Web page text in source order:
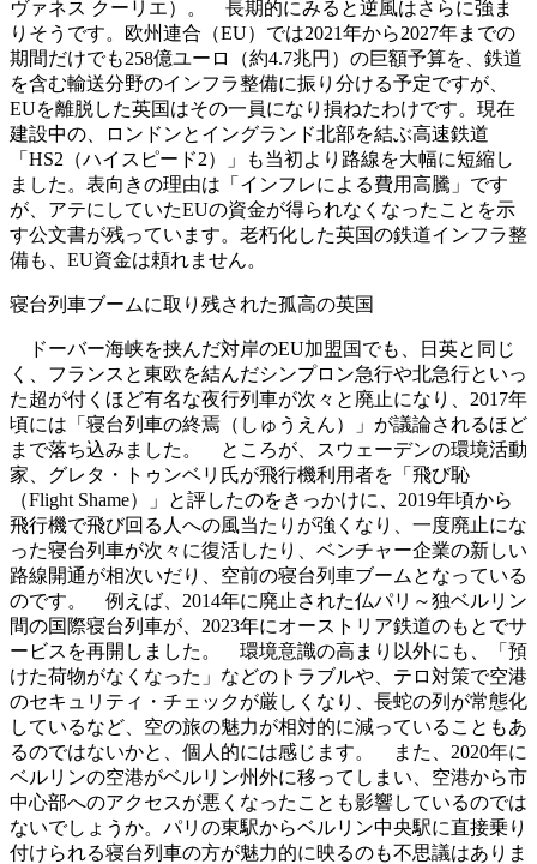
ヴァネス クーリエ）。 長期的にみると逆風はさらに強ま
りそうです。欧州連合（EU）では2021年から2027年までの
期間だけでも258億ユーロ（約4.7兆円）の巨額予算を、鉄道
を含む輸送分野のインフラ整備に振り分ける予定ですが、
EUを離脱した英国はその一員になり損ねたわけです。現在
建設中の、ロンドンとイングランド北部を結ぶ高速鉄道
「HS2（ハイスピード2）」も当初より路線を大幅に短縮し
ました。表向きの理由は「インフレによる費用高騰」です
が、アテにしていたEUの資金が得られなくなったことを示
す公文書が残っています。老朽化した英国の鉄道インフラ整
備も、EU資金は頼れません。
寝台列車ブームに取り残された孤高の英国
ドーバー海峡を挟んだ対岸のEU加盟国でも、日英と同じ
く、フランスと東欧を結んだシンプロン急行や北急行といっ
た超が付くほど有名な夜行列車が次々と廃止になり、2017年
頃には「寝台列車の終焉（しゅうえん）」が議論されるほど
まで落ち込みました。 ところが、スウェーデンの環境活動
家、グレタ・トゥンベリ氏が飛行機利用者を「飛び恥
（Flight Shame）」と評したのをきっかけに、2019年頃から
飛行機で飛び回る人への風当たりが強くなり、一度廃止にな
った寝台列車が次々に復活したり、ベンチャー企業の新しい
路線開通が相次いだり、空前の寝台列車ブームとなっている
のです。 例えば、2014年に廃止された仏パリ～独ベルリン
間の国際寝台列車が、2023年にオーストリア鉄道のもとでサ
ービスを再開しました。 環境意識の高まり以外にも、「預
けた荷物がなくなった」などのトラブルや、テロ対策で空港
のセキュリティ・チェックが厳しくなり、長蛇の列が常態化
しているなど、空の旅の魅力が相対的に減っていることもあ
るのではないかと、個人的には感じます。 また、2020年に
ベルリンの空港がベルリン州外に移ってしまい、空港から市
中心部へのアクセスが悪くなったことも影響しているのでは
ないでしょうか。パリの東駅からベルリン中央駅に直接乗り
付けられる寝台列車の方が魅力的に映るのも不思議はありま